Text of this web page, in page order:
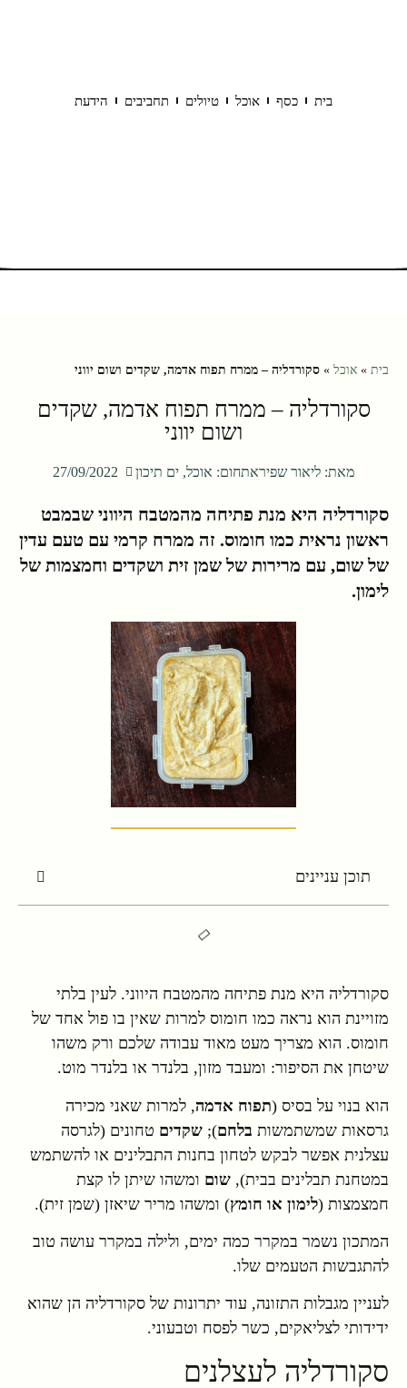
בית כסף אוכל טיולים תחביבים הידעת
בית » אוכל » סקורדליה – ממרח תפוח אדמה, שקדים ושום יווני
סקורדליה – ממרח תפוח אדמה, שקדים
ושום יווני
מאת: ליאור שפיראתחום: אוכל, ים תיכון 27/09/2022
סקורדליה היא מנת פתיחה מהמטבח היווני שבמבט
ראשון נראית כמו חומוס. זה ממרח קרמי עם טעם עדין
של שום, עם מרירות של שמן זית ושקדים וחמצמות של
לימון.
תוכן עניינים
סקורדליה היא מנת פתיחה מהמטבח היווני. לעין בלתי
מזויינת הוא נראה כמו חומוס למרות שאין בו פול אחד של
חומוס. הוא מצריך מעט מאוד עבודה שלכם ורק משהו
שיטחן את הסיפור: ומעבד מזון, בלנדר או בלנדר מוט.
הוא בנוי על בסיס (תפוח אדמה, למרות שאני מכירה
גרסאות שמשתמשות בלחם); שקדים טחונים (לגרסה
עצלנית אפשר לבקש לטחון בחנות התבלינים או להשתמש
במטחנת תבלינים בבית), שום ומשהו שיתן לו קצת
חמצמצות (לימון או חומץ) ומשהו מריר שיאזן (שמן זית).
המתכון נשמר במקרר כמה ימים, ולילה במקרר עושה טוב
להתגבשות הטעמים שלו.
לעניין מגבלות התזונה, עוד יתרונות של סקורדליה הן שהוא
ידידותי לצליאקים, כשר לפסח וטבעוני.
סקורדליה לעצלנים